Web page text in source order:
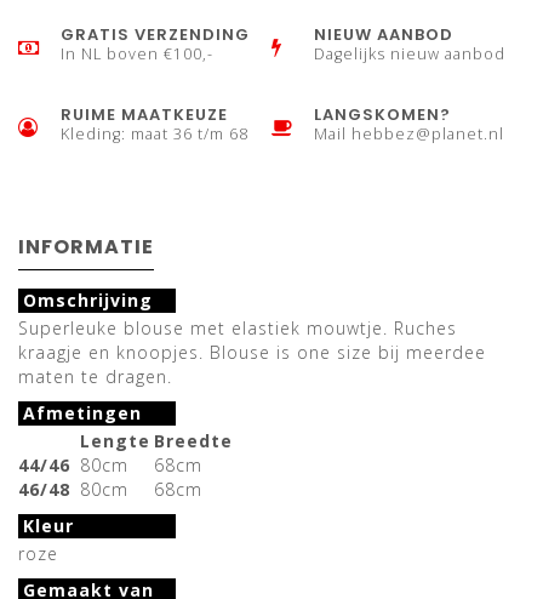
GRATIS VERZENDING
In NL boven €100,-
NIEUW AANBOD
Dagelijks nieuw aanbod
RUIME MAATKEUZE
Kleding: maat 36 t/m 68
LANGSKOMEN?
Mail hebbez@planet.nl
INFORMATIE
Omschrijving
Superleuke blouse met elastiek mouwtje. Ruches
kraagje en knoopjes. Blouse is one size bij meerdee
maten te dragen.
Afmetingen
Lengte Breedte
44/46 80cm
68cm
46/48 80cm
68cm
Kleur
roze
Gemaakt van